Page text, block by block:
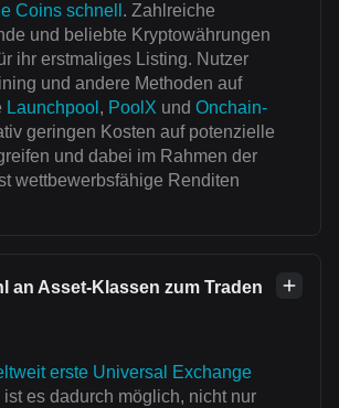
Coins schnell . Zahlreiche
und beliebte Kryptowährungen
ihr erstmaliges Listing. Nutzer
und andere Methoden auf
Launchpool , PoolX und Onchain-
geringen Kosten auf potenzielle
und dabei im Rahmen der
wettbewerbsfähige Renditen
an Asset-Klassen zum Traden
erste Universal Exchange
ist es dadurch möglich, nicht nur